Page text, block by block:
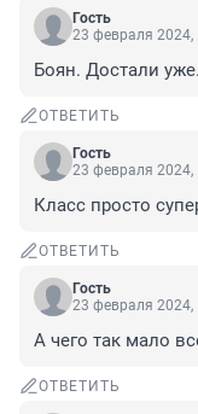
Гость
23 февраля 2024,
Боян. Достали
ОТВЕТИТЬ
Гость
23 февраля 2024,
Класс просто
ОТВЕТИТЬ
Гость
23 февраля 2024,
А чего так мало
ОТВЕТИТЬ